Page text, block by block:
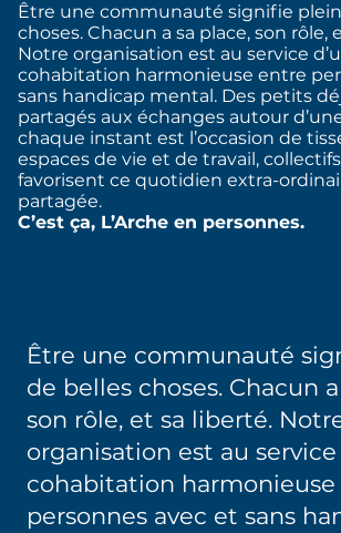
Être une communauté signifie
choses. Chacun a sa place, son rôle,
Notre organisation est au service
cohabitation harmonieuse entre
sans handicap mental. Des petits
partagés aux échanges autour
chaque instant est l’occasion de
espaces de vie et de travail,
favorisent ce quotidien extra-
partagée.
C’est ça, L’Arche en personnes.
Être une communauté
de belles choses. Chacun
son rôle, et sa liberté.
organisation est au service
cohabitation
personnes avec et sans